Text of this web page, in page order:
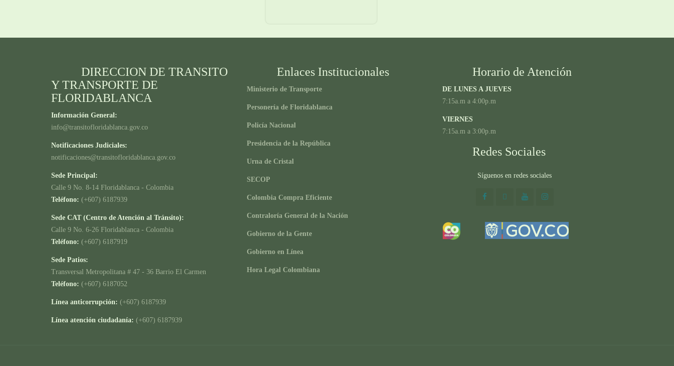
DIRECCION DE TRANSITO
Y TRANSPORTE DE
FLORIDABLANCA
Información General:
info@transitofloridablanca.gov.co
Notificaciones Judiciales:
notificaciones@transitofloridablanca.gov.co
Sede Principal:
Calle 9 No. 8-14 Floridablanca - Colombia
Teléfono: (+607) 6187939
Sede CAT (Centro de Atención al Tránsito):
Calle 9 No. 6-26 Floridablanca - Colombia
Teléfono: (+607) 6187919
Sede Patios:
Transversal Metropolitana # 47 - 36 Barrio El Carmen
Teléfono: (+607) 6187052
Línea anticorrupción: (+607) 6187939
Línea atención ciudadanía: (+607) 6187939
Enlaces Institucionales
Ministerio de Transporte
Personería de Floridablanca
Policía Nacional
Presidencia de la República
Urna de Cristal
SECOP
Colombia Compra Eficiente
Contraloría General de la Nación
Gobierno de la Gente
Gobierno en Línea
Hora Legal Colombiana
Horario de Atención
DE LUNES A JUEVES
7:15a.m a 4:00p.m
VIERNES
7:15a.m a 3:00p.m
Redes Sociales
Síguenos en redes sociales